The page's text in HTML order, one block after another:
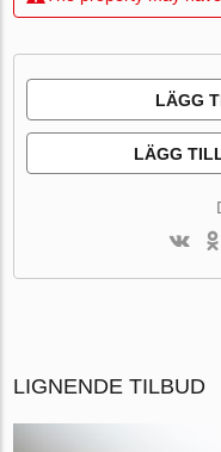
LÄGG
LÄGG
LIGNENDE TILBUD